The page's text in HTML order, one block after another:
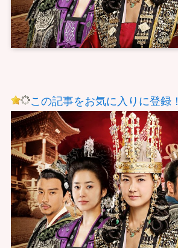
この記事をお気に入りに登録！